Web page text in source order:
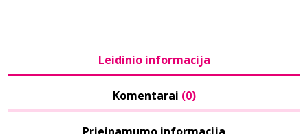
Leidinio informacija
Komentarai (0)